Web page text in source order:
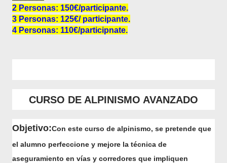
2 Personas: 150€/participante.
3 Personas: 125€/ participante.
4 Personas: 110€/participnate.
CURSO DE ALPINISMO AVANZADO
Objetivo:Con este curso de alpinismo, se pretende que
el alumno perfeccione y mejore la técnica de
aseguramiento en vías y corredores que impliquen